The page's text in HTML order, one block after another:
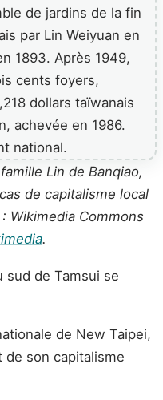
Lin de Banqiao,
de capitalisme local
Wikimedia Commons
.
sud de Tamsui se
de New Taipei,
de son capitalisme